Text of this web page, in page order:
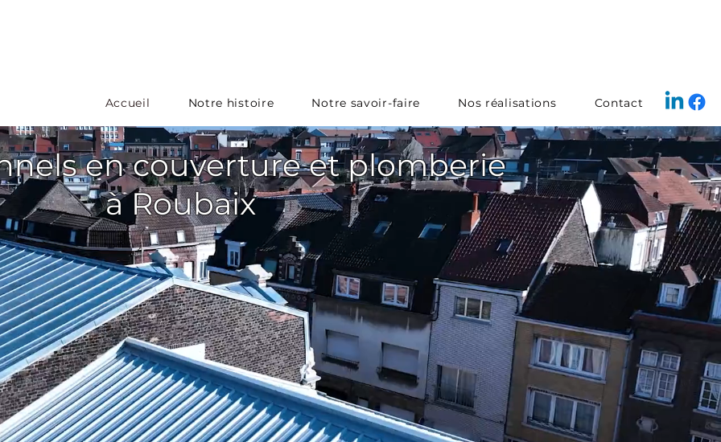
Accueil Notre histoire Notre savoir-faire Nos réalisations Contact
en couverture et plomberie
à Roubaix